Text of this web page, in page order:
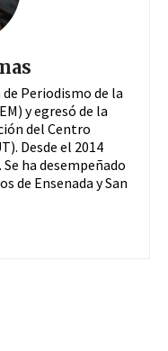
Periodismo de la
y egresó de la
del Centro
Desde el 2014
ha desempeñado
de Ensenada y San